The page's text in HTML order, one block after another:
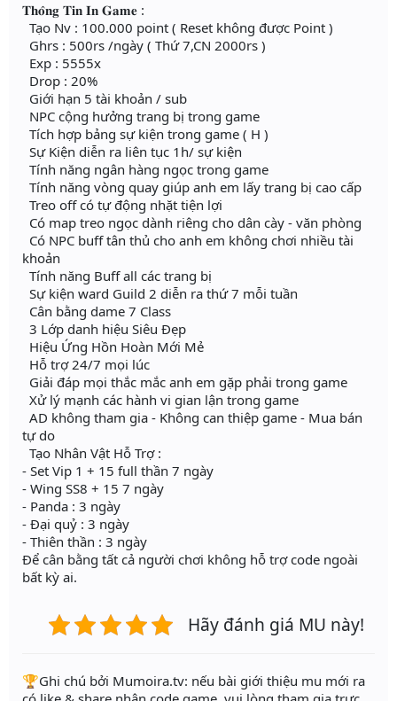
𝐓𝐡𝐨̂𝐧𝐠 𝐓𝐢𝐧 𝐈𝐧 𝐆𝐚𝐦𝐞 :
Tạo Nv : 100.000 point ( Reset không được Point )
Ghrs : 500rs /ngày ( Thứ 7,CN 2000rs )
Exp : 5555x
Drop : 20%
Giới hạn 5 tài khoản / sub
NPC cộng hưởng trang bị trong game
Tích hợp bảng sự kiện trong game ( H )
Sự Kiện diễn ra liên tục 1h/ sự kiện
Tính năng ngân hàng ngọc trong game
Tính năng vòng quay giúp anh em lấy trang bị cao cấp
Treo off có tự động nhặt tiện lợi
Có map treo ngọc dành riêng cho dân cày - văn phòng
Có NPC buff tân thủ cho anh em không chơi nhiều tài
khoản
Tính năng Buff all các trang bị
Sự kiện ward Guild 2 diễn ra thứ 7 mỗi tuần
Cân bằng dame 7 Class
3 Lớp danh hiệu Siêu Đẹp
Hiệu Ứng Hồn Hoàn Mới Mẻ
Hỗ trợ 24/7 mọi lúc
Giải đáp mọi thắc mắc anh em gặp phải trong game
Xử lý mạnh các hành vi gian lận trong game
AD không tham gia - Không can thiệp game - Mua bán
tự do
Tạo Nhân Vật Hỗ Trợ :
- Set Vip 1 + 15 full thần 7 ngày
- Wing SS8 + 15 7 ngày
- Panda : 3 ngày
- Đại quỷ : 3 ngày
- Thiên thần : 3 ngày
Để cân bằng tất cả người chơi không hỗ trợ code ngoài
bất kỳ ai.
Hãy đánh giá MU này!
️🏆Ghi chú bởi Mumoira.tv: nếu bài giới thiệu mu mới ra